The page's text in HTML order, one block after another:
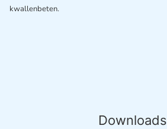
Downloads
kwallenbeten.